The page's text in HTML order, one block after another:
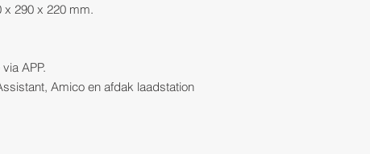
x 290 x 220 mm.
APP.
Amico en afdak laadstation